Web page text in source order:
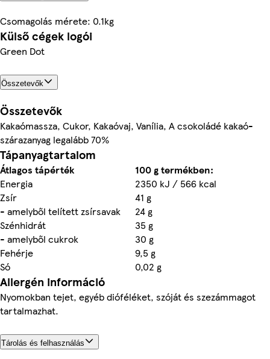
Csomagolás mérete: 0.1kg
Külső cégek logói
Green Dot
Összetevők
Összetevők
Kakaómassza, Cukor, Kakaóvaj, Vanília, A csokoládé kakaó-
szárazanyag legalább 70%
Tápanyagtartalom
Átlagos tápérték
100 g termékben:
Energia
2350 kJ / 566 kcal
Zsír
41 g
- amelyből telített zsírsavak
24 g
Szénhidrát
35 g
- amelyből cukrok
30 g
Fehérje
9,5 g
Só
0,02 g
Allergén információ
Nyomokban tejet, egyéb dióféléket, szóját és szezámmagot
tartalmazhat.
Tárolás és felhasználás